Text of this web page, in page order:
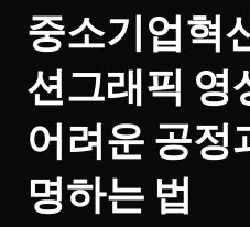
중소기업혁
션그래픽 영
어려운 공정
명하는 법